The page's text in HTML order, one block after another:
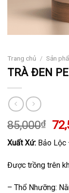
Trang chủ / Sản
TRÀ ĐEN
85,000₫
Giá
gốc
là:
Xuất Xứ: Bảo
Được trồng trên
– Thổ Nhưỡng: